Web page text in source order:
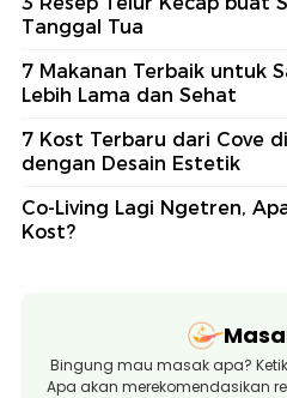
Tanggal Tua
7 Makanan Terbaik untuk
Lebih Lama dan Sehat
7 Kost Terbaru dari Cove
dengan Desain Estetik
Co-Living Lagi Ngetren,
Kost?
Bingung mau masak apa?
Apa akan merekomendasikan